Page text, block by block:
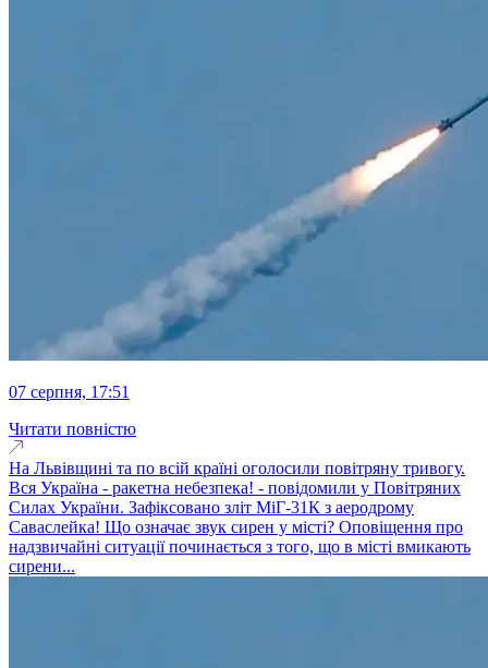
07 серпня, 17:51
Читати повністю
На Львівщині та по всій країні оголосили повітряну тривогу.
Вся Україна - ракетна небезпека! - повідомили у Повітряних
Силах України. Зафіксовано зліт МіГ-31К з аеродрому
Саваслейка! Що означає звук сирен у місті? Оповіщення про
надзвичайні ситуації починається з того, що в місті вмикають
сирени...